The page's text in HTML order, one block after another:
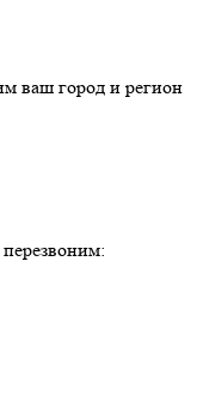
ваш город и регион